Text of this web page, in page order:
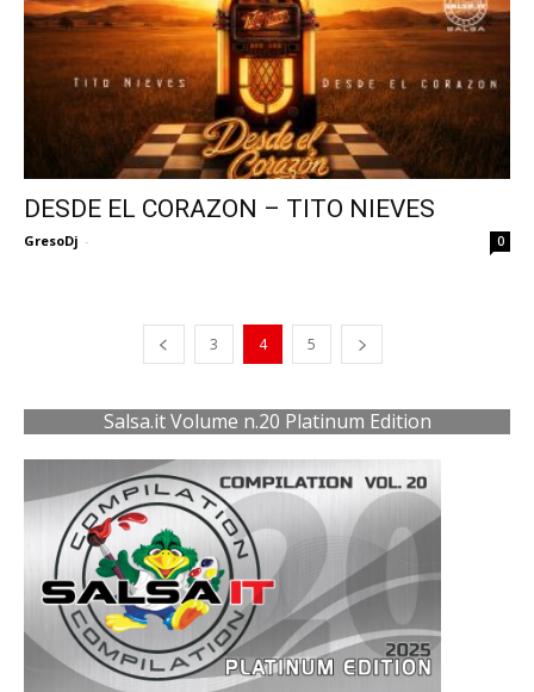
DESDE EL CORAZON – TITO NIEVES
GresoDj - 0
3 4 5
Salsa.it Volume n.20 Platinum Edition